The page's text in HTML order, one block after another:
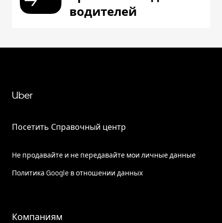
водителей
Uber
Посетить Справочный центр
Не продавайте и не передавайте мои личные данные
Политика Google в отношении данных
Компаниям